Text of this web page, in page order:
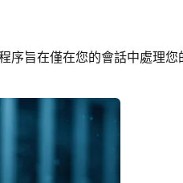
序旨在僅在您的會話中處理